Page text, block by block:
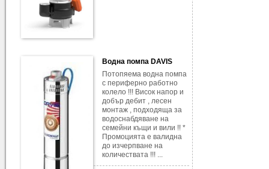
Водна помпа DAVIS
Потопяема водна помпа
с периферно работно
колело !!! Висок напор и
добър дебит , лесен
монтаж , подходяща за
водоснабдяване на
семейни къщи и вили !! *
Промоцията е валидна
до изчерпване на
количествата !!! ...